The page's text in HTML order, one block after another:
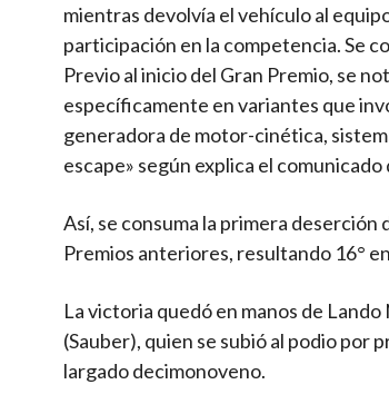
mientras devolvía el vehículo al
participación en la competencia. Se
Previo al inicio del Gran Premio, se
específicamente en variantes que
generadora de motor-cinética,
escape» según explica el
Así, se consuma la primera
Premios anteriores, resultando 16°
La victoria quedó en manos de
(Sauber), quien se subió al podio por
largado decimonoveno.